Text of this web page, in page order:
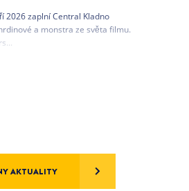
2026 zaplní Central Kladno
a monstra ze světa filmu.
AKTUALITY